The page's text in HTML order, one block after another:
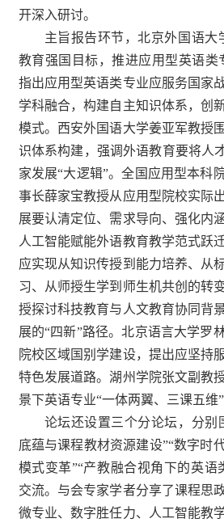
开深入研讨。
主旨报告环节，北京外国语大
教育强国目标，推进应用型英语类
指出应用型英语类专业应服务国家
学科融合，构建自主知识体系，创
模式。西安外国语大学姜亚军教授
识体系构建，强调外语教育要将人
家发展“大逻辑”。全国应用型本科
事长薛家宝教授从应用型院校实际
展要认清定位、需求导向、强化内
人工智能赋能外语教育教学范式跃
应实现从知识传授到能力培养、从
习、从师授生学到师生机共创的转
授探讨科技教育与人文教育协同背
展的“四新”路径。北京语言大学罗
院校区域国别学建设，提出应坚持
特色发展道路。湖州学院张文副教
景下英语专业“一体两翼、三课五维
论坛还设置三个分论坛，分别
底蕴与课程教材资源建设”“数字时
模式变革”“产教融合视角下的英语
交流。与会专家学者分享了课程思
微专业、数字胜任力、人工智能教